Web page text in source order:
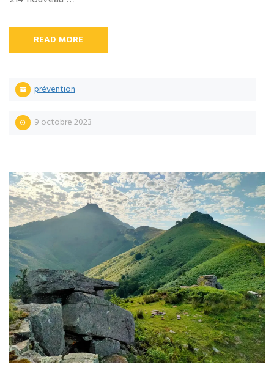
READ MORE
prévention
9 octobre 2023